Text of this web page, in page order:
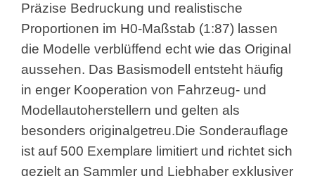
Präzise Bedruckung und realistische
Proportionen im H0-Maßstab (1:87) lassen
die Modelle verblüffend echt wie das Original
aussehen. Das Basismodell entsteht häufig
in enger Kooperation von Fahrzeug- und
Modellautoherstellern und gelten als
besonders originalgetreu.Die Sonderauflage
ist auf 500 Exemplare limitiert und richtet sich
gezielt an Sammler und Liebhaber exklusiver